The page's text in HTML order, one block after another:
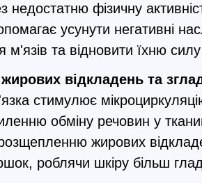
недостатню фізичну
усунути негативні
м'язів та відновити їхню силу
відкладень та
стимулює
обміну речовин у
жирових
роблячи шкіру більш